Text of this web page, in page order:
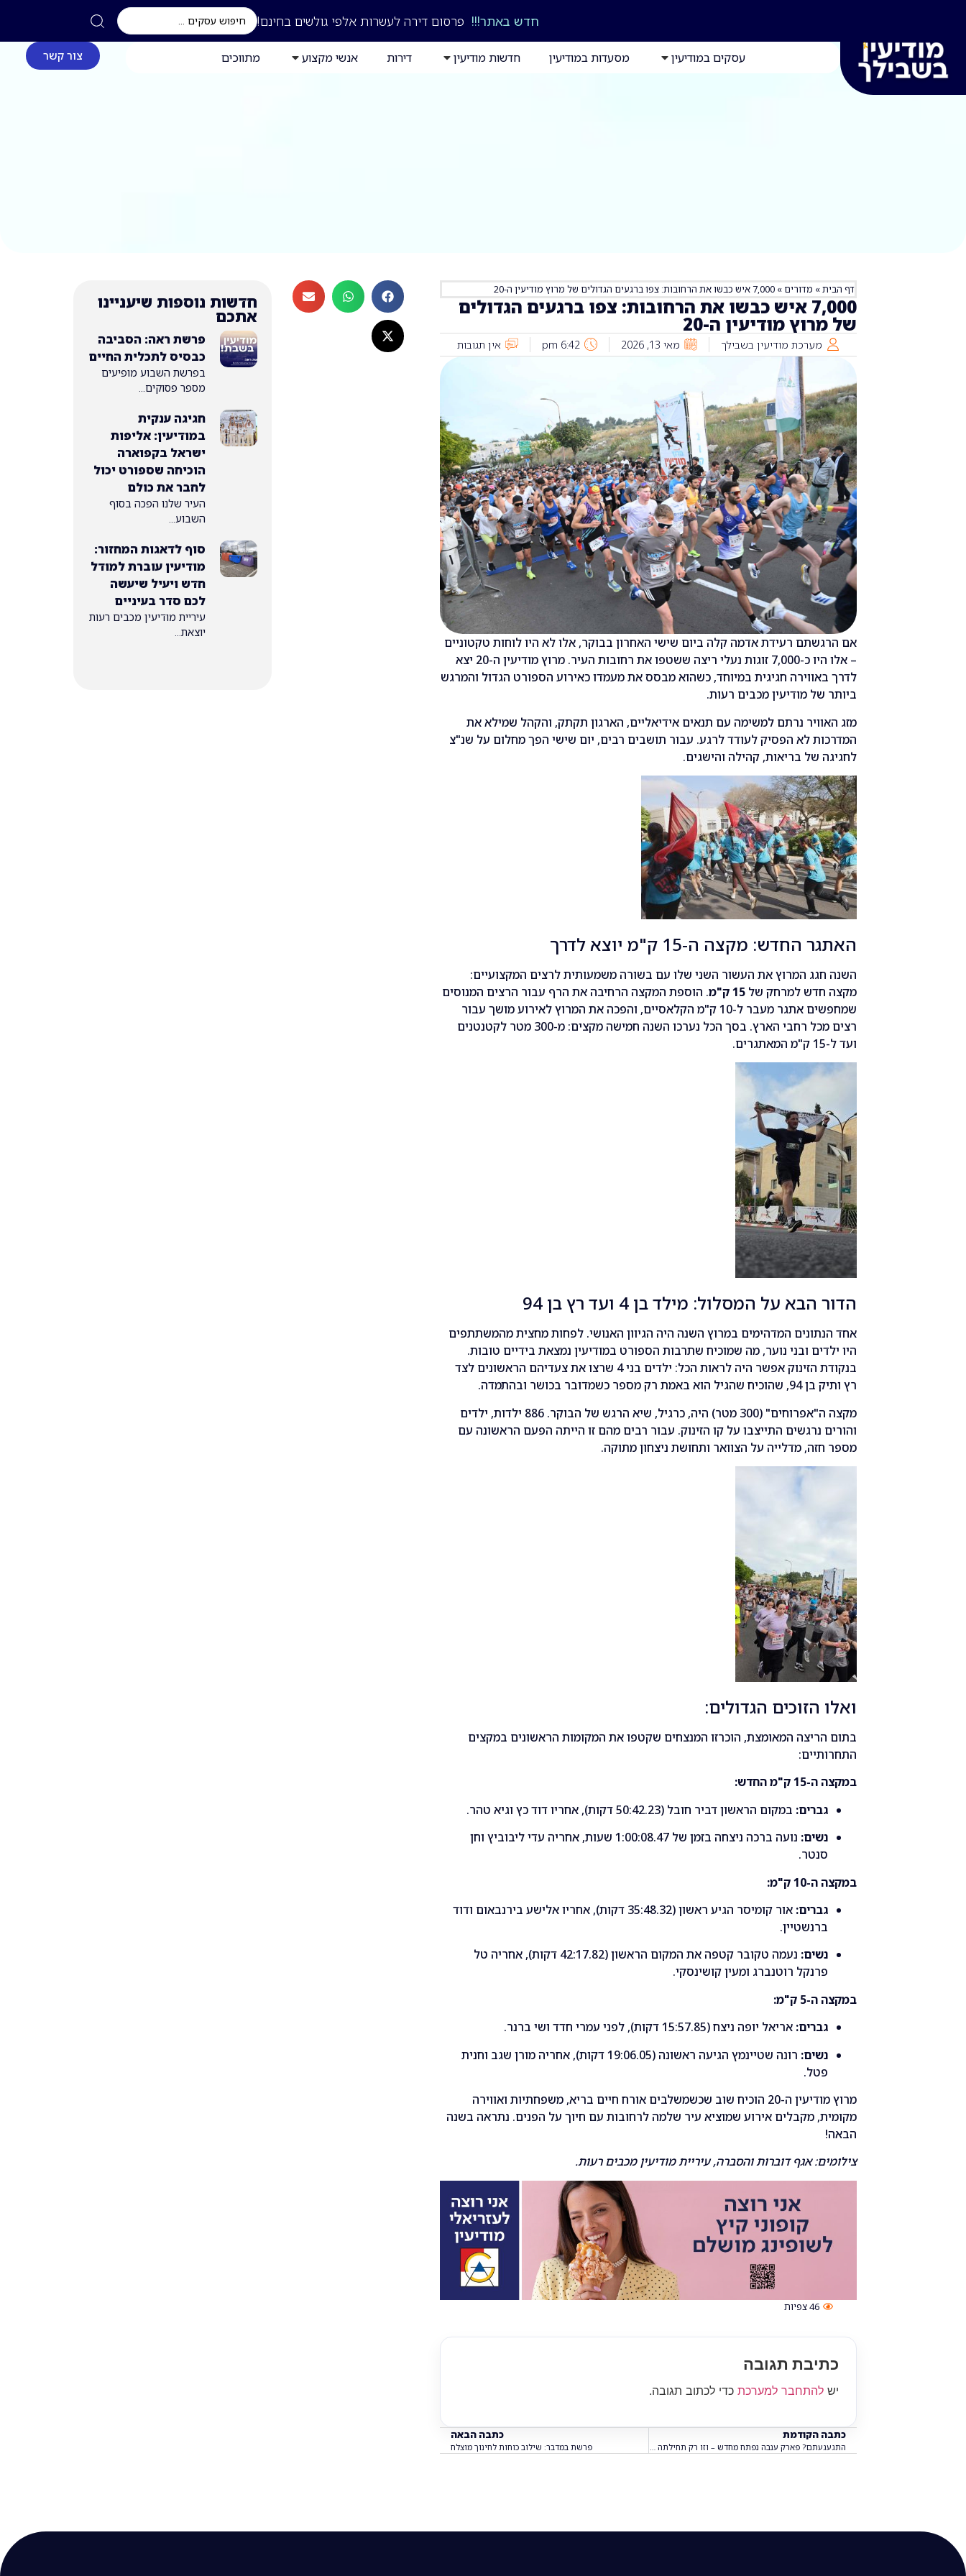
חדש באתר!!!פרסום דירה לעשרות אלפי גולשים בחינם!
עסקים במודיעין מסעדות במודיעין חדשות מודיעין דירות אנשי מקצוע מתווכים צור קשר
דף הבית» מדורים » 7,000 איש כבשו את הרחובות: צפו ברגעים הגדולים של מרוץ מודיעין ה-20
7,000 איש כבשו את הרחובות: צפו ברגעים הגדולים
של מרוץ מודיעין ה-20
מערכת מודיעין בשבילך מאי 13, 2026 6:42 pm אין תגובות
אם הרגשתם רעידת אדמה קלה ביום שישי האחרון בבוקר, אלו לא היו לוחות טקטוניים
– אלו היו כ-7,000 זוגות נעלי ריצה ששטפו את רחובות העיר. מרוץ מודיעין ה-20 יצא
לדרך באווירה חגיגית במיוחד, כשהוא מבסס את מעמדו כאירוע הספורט הגדול והמרגש
ביותר של מודיעין מכבים רעות.
מזג האוויר נרתם למשימה עם תנאים אידיאליים, הארגון תקתק, והקהל שמילא את
המדרכות לא הפסיק לעודד לרגע. עבור תושבים רבים, יום שישי הפך מחלום על שנ"צ
לחגיגה של בריאות, קהילה והישגים.
האתגר החדש: מקצה ה-15 ק"מ יוצא לדרך
השנה חגג המרוץ את העשור השני שלו עם בשורה משמעותית לרצים המקצועיים:
מקצה חדש למרחק של 15 ק"מ
. הוספת המקצה הרחיבה את הרף עבור הרצים המנוסים
שמחפשים אתגר מעבר ל-10 ק"מ הקלאסיים, והפכה את המרוץ לאירוע מושך עבור
רצים מכל רחבי הארץ. בסך הכל נערכו השנה חמישה מקצים: מ-300 מטר לקטנטנים
ועד ל-15 ק"מ המאתגרים.
הדור הבא על המסלול: מילד בן 4 ועד רץ בן 94
אחד הנתונים המדהימים במרוץ השנה היה הגיוון האנושי. לפחות מחצית מהמשתתפים
היו ילדים ובני נוער, מה שמוכיח שתרבות הספורט במודיעין נמצאת בידיים טובות.
בנקודת הזינוק אפשר היה לראות הכל: ילדים בני 4 שרצו את צעדיהם הראשונים לצד
רץ ותיק בן 94, שהוכיח שהגיל הוא באמת רק מספר כשמדובר בכושר ובהתמדה.
מקצה ה"אפרוחים" (300 מטר) היה, כרגיל, שיא הרגש של הבוקר. 886 ילדות, ילדים
והורים נרגשים התייצבו על קו הזינוק. עבור רבים מהם זו הייתה הפעם הראשונה עם
מספר חזה, מדלייה על הצוואר ותחושת ניצחון מתוקה.
ואלו הזוכים הגדולים:
בתום הריצה המאומצת, הוכרזו המנצחים שקטפו את המקומות הראשונים במקצים
התחרותיים:
במקצה ה-15 ק"מ החדש:
גברים: במקום הראשון דביר חובל (50:42.23 דקות), אחריו דוד כץ וגיא טהר.
נשים:
נועה ברכה ניצחה בזמן של 1:00:08.47 שעות, אחריה עדי ליבוביץ וחן
סנטר.
במקצה ה-10 ק"מ:
גברים:
אור קומיסר הגיע ראשון (35:48.32 דקות), אחריו אלישע בירנבאום ודוד
ברנשטיין.
נשים:
נעמה טקובר קטפה את המקום הראשון (42:17.82 דקות), אחריה טל
פרנקל רוטנברג ומעין קושינסקי.
במקצה ה-5 ק"מ:
גברים: אריאל יופה ניצח (15:57.85 דקות), לפני עמרי חדד ושי ברנר.
נשים:
רונה שטיינמץ הגיעה ראשונה (19:06.05 דקות), אחריה מורן שגב וחנית
פטל.
מרוץ מודיעין ה-20 הוכיח שוב שכשמשלבים אורח חיים בריא, משפחתיות ואווירה
מקומית, מקבלים אירוע שמוציא עיר שלמה לרחובות עם חיוך על הפנים. נתראה בשנה
הבאה!
צילומים: אגף דוברות והסברה, עיריית מודיעין מכבים רעות.
46צפיות
כתיבת תגובה
יש להתחבר למערכת כדי לכתוב תגובה.
כתבה הקודמת
התגעגעתם? פארק ענבה נפתח מחדש – וזו רק תחילתה של המהפכה
כתבה הבאה
פרשת במדבר: שילוב כוחות לחינוך מוצלח
חדשות נוספות שיעניינו
אתכם
פרשת ראה: הסביבה
כבסיס לתכלית החיים
בפרשת השבוע מופיעים
מספר פסוקים...
חגיגה ענקית
במודיעין: אליפות
ישראל בקפוארה
הוכיחה שספורט יכול
לחבר את כולם
העיר שלנו הפכה בסוף
השבוע...
סוף לדאגות המחזור:
מודיעין עוברת למודל
חדש ויעיל שיעשה
לכם סדר בעיניים
עיריית מודיעין מכבים רעות
יוצאת...